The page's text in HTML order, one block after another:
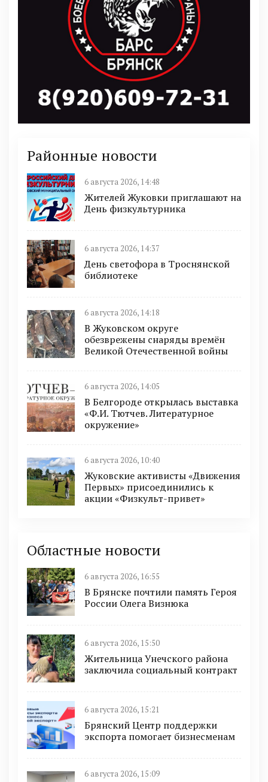
Районные новости
6 августа 2026, 14:48
Жителей Жуковки приглашают на
День физкультурника
6 августа 2026, 14:37
День светофора в Троснянской
библиотеке
6 августа 2026, 14:18
В Жуковском округе
обезврежены снаряды времён
Великой Отечественной войны
6 августа 2026, 14:05
В Белгороде открылась выставка
«Ф.И. Тютчев. Литературное
окружение»
6 августа 2026, 10:40
Жуковские активисты «Движения
Первых» присоединились к
акции «Физкульт-привет»
Областные новости
6 августа 2026, 16:55
В Брянске почтили память Героя
России Олега Визнюка
6 августа 2026, 15:50
Жительница Унечского района
заключила социальный контракт
6 августа 2026, 15:21
Брянский Центр поддержки
экспорта помогает бизнесменам
6 августа 2026, 15:09